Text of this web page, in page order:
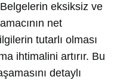
eksiksiz ve
net
tutarlı olması
ihtimalini artırır. Bu
detaylı